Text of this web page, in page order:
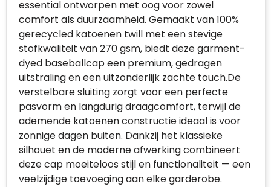
essential ontworpen met oog voor zowel
comfort als duurzaamheid. Gemaakt van 100%
gerecycled katoenen twill met een stevige
stofkwaliteit van 270 gsm, biedt deze garment-
dyed baseballcap een premium, gedragen
uitstraling en een uitzonderlijk zachte touch.De
verstelbare sluiting zorgt voor een perfecte
pasvorm en langdurig draagcomfort, terwijl de
ademende katoenen constructie ideaal is voor
zonnige dagen buiten. Dankzij het klassieke
silhouet en de moderne afwerking combineert
deze cap moeiteloos stijl en functionaliteit — een
veelzijdige toevoeging aan elke garderobe.